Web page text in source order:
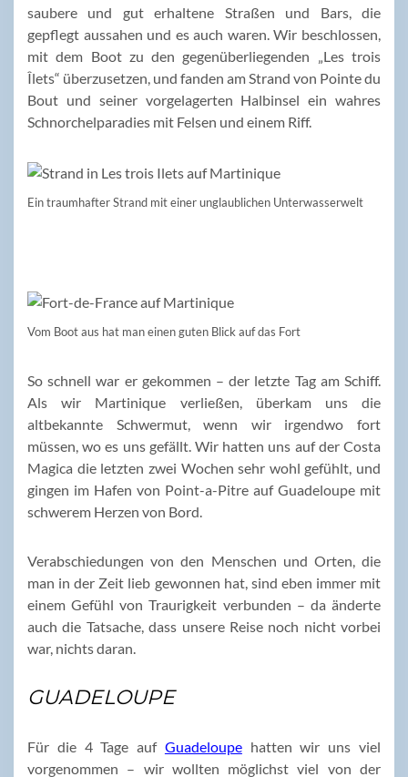
saubere und gut erhaltene Straßen und Bars, die
gepflegt aussahen und es auch waren. Wir beschlossen,
mit dem Boot zu den gegenüberliegenden „Les trois
Îlets“ überzusetzen, und fanden am Strand von Pointe du
Bout und seiner vorgelagerten Halbinsel ein wahres
Schnorchelparadies mit Felsen und einem Riff.
Ein traumhafter Strand mit einer unglaublichen Unterwasserwelt
Vom Boot aus hat man einen guten Blick auf das Fort
So schnell war er gekommen – der letzte Tag am Schiff.
Als wir Martinique verließen, überkam uns die
altbekannte Schwermut, wenn wir irgendwo fort
müssen, wo es uns gefällt. Wir hatten uns auf der Costa
Magica die letzten zwei Wochen sehr wohl gefühlt, und
gingen im Hafen von Point-a-Pitre auf Guadeloupe mit
schwerem Herzen von Bord.
Verabschiedungen von den Menschen und Orten, die
man in der Zeit lieb gewonnen hat, sind eben immer mit
einem Gefühl von Traurigkeit verbunden – da änderte
auch die Tatsache, dass unsere Reise noch nicht vorbei
war, nichts daran.
GUADELOUPE
Für die 4 Tage auf Guadeloupehatten wir uns viel
vorgenommen – wir wollten möglichst viel von der